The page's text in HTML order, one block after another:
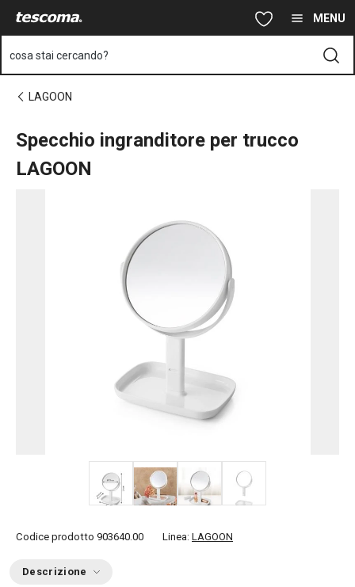
Vai al contenuto principale MENU
cosa stai cercando?
LAGOON
Specchio ingranditore per trucco
LAGOON
Codice prodotto 903640.00 Linea: LAGOON
Descrizione